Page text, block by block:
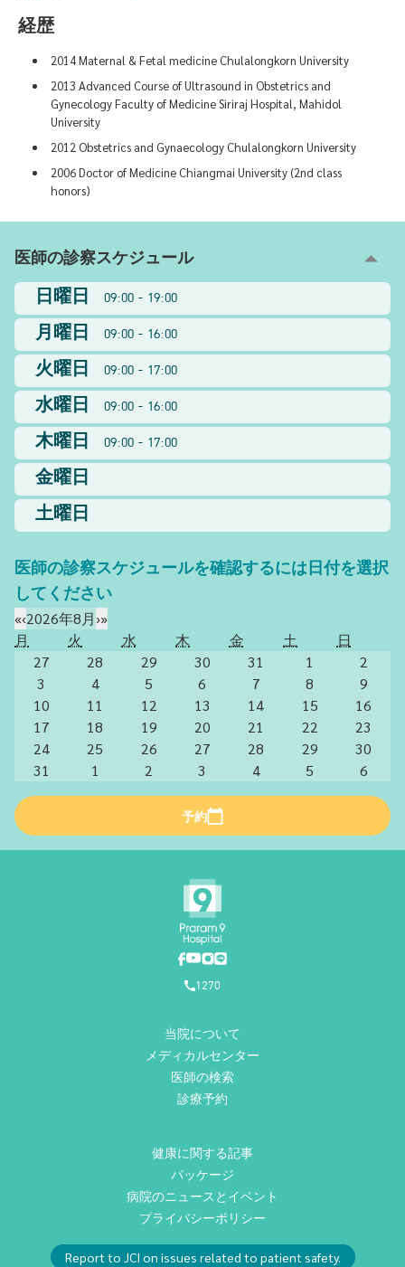
経歴
2014 Maternal & Fetal medicine Chulalongkorn University
2013 Advanced Course of Ultrasound in Obstetrics and
Gynecology Faculty of Medicine Siriraj Hospital, Mahidol
University
2012 Obstetrics and Gynaecology Chulalongkorn University
2006 Doctor of Medicine Chiangmai University (2nd class
honors)
医師の診察スケジュール
日曜日
09:00 - 19:00
月曜日
09:00 - 16:00
火曜日
09:00 - 17:00
水曜日
09:00 - 16:00
木曜日
09:00 - 17:00
金曜日
土曜日
医師の診察スケジュールを確認するには日付を選択
してください
«‹2026年8月›»
月
火 水 木 金 土
日
27
28 29 30 31 1
2
3
4 5 6 7 8
9
10
11 12 13 14 15
16
17
18 19 20 21 22
23
24
25 26 27 28 29
30
31
1 2 3 4 5 6
予約
1270
当院について
メディカルセンター
医師の検索
診療予約
健康に関する記事
パッケージ
病院のニュースとイベント
プライバシーポリシー
Report to JCI on issues related to patient safety.